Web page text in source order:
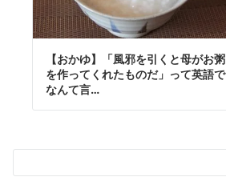
【おかゆ】「風邪を引くと母がお粥
を作ってくれたものだ」って英語で
なんて言…